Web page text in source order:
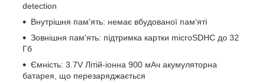
detection
Внутрішня пам'ять: немає вбудованої пам'яті
Зовнішня пам'ять: підтримка картки microSDHC до 32
Гб
Ємність: 3.7V Літій-іонна 900 мАч акумуляторна
батарея, що перезаряджається